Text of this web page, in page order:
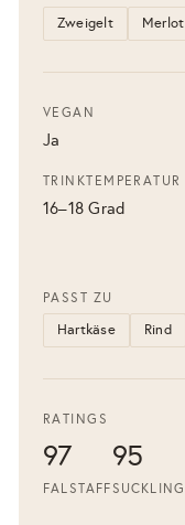
Zweigelt Merlot
VEGAN
Ja
TRINKTEMPERATUR
16–18 Grad
PASST ZU
Hartkäse Rind
RATINGS
97
FALSTAFF
95
SUCKLING